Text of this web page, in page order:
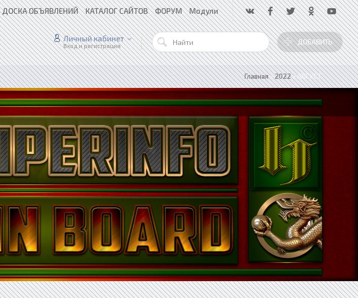
ДОСКА ОБЪЯВЛЕНИЙ КАТАЛОГ САЙТОВ ФОРУМ Модули
ДОБАВИТЬ
Личный кабинет
Вход и регистрация
Главная»2022»АВГУСТ